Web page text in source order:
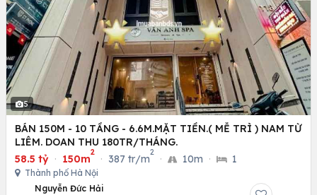
5
BÁN 150M - 10 TẦNG - 6.6M.MẶT TIỀN.( MỄ TRÌ ) NAM TỪ
LIÊM. DOAN THU 180TR/THÁNG.
58.5 tỷ · 150m
2
· 387 tr/m
2
· 10m · 1
Thành phố Hà Nội
Nguyễn Đức Hải